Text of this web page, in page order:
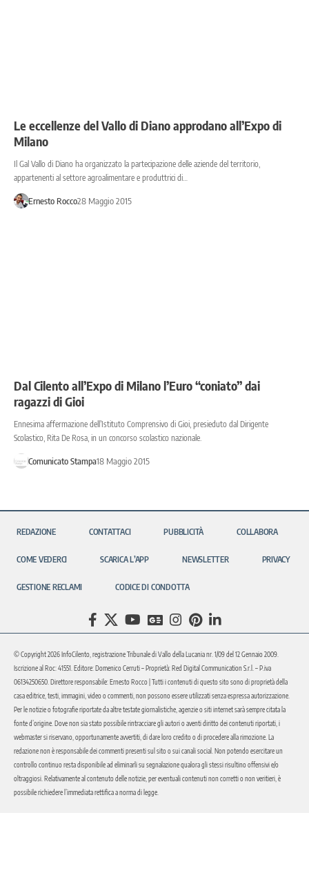
Le eccellenze del Vallo di Diano approdano all’Expo di
Milano
Il Gal Vallo di Diano ha organizzato la partecipazione delle aziende del territorio,
appartenenti al settore agroalimentare e produttrici di…
Ernesto Rocco28 Maggio 2015
Dal Cilento all’Expo di Milano l’Euro “coniato” dai
ragazzi di Gioi
Ennesima affermazione dell’Istituto Comprensivo di Gioi, presieduto dal Dirigente
Scolastico, Rita De Rosa, in un concorso scolastico nazionale.
Comunicato Stampa18 Maggio 2015
REDAZIONE CONTATTACI PUBBLICITÀ COLLABORA
COME VEDERCI SCARICA L’APP NEWSLETTER PRIVACY
GESTIONE RECLAMI CODICE DI CONDOTTA
© Copyright 2026 InfoCilento, registrazione Tribunale di Vallo della Lucania nr. 1/09 del 12 Gennaio 2009.
Iscrizione al Roc: 41551. Editore: Domenico Cerruti – Proprietà: Red Digital Communication S.r.l. – P.iva
06134250650. Direttore responsabile: Ernesto Rocco | Tutti i contenuti di questo sito sono di proprietà della
casa editrice, testi, immagini, video o commenti, non possono essere utilizzati senza espressa autorizzazione.
Per le notizie o fotografie riportate da altre testate giornalistiche, agenzie o siti internet sarà sempre citata la
fonte d’origine. Dove non sia stato possibile rintracciare gli autori o aventi diritto dei contenuti riportati, i
webmaster si riservano, opportunamente avvertiti, di dare loro credito o di procedere alla rimozione. La
redazione non è responsabile dei commenti presenti sul sito o sui canali social. Non potendo esercitare un
controllo continuo resta disponibile ad eliminarli su segnalazione qualora gli stessi risultino offensivi e/o
oltraggiosi. Relativamente al contenuto delle notizie, per eventuali contenuti non corretti o non veritieri, è
possibile richiedere l’immediata rettifica a norma di legge.